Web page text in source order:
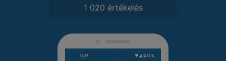
1 020 értékelés